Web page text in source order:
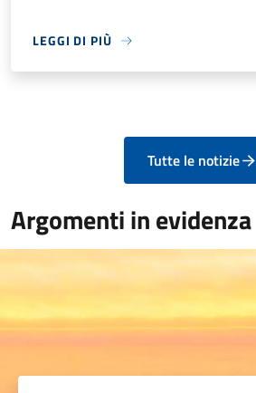
LEGGI DI PIÙ
Tutte le notizie
Argomenti in evidenza